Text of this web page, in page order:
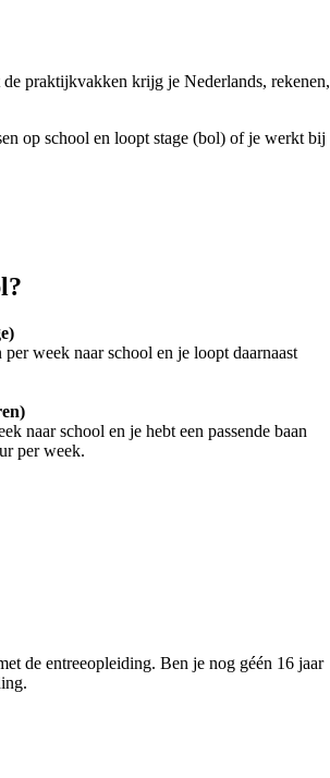
praktijkvakken krijg je Nederlands, rekenen,
op school en loopt stage (bol) of je werkt bij
per week naar school en je loopt daarnaast
naar school en je hebt een passende baan
per week.
de entreeopleiding. Ben je nog géén 16 jaar